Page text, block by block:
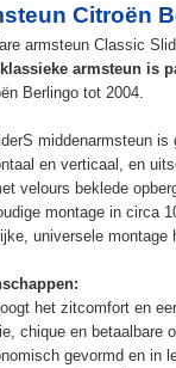
Citroën
armsteun Classic
klassieke armsteun is
Berlingo tot 2004.
middenarmsteun
en verticaal, en
velours beklede
montage in circa
universele montage
het zitcomfort en
chique en betaalbare
gevormd en in